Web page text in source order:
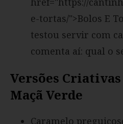
e-tortas/">Bolos E
testou servir com
comenta aí: qual o
Versões Criativas
Maçã Verde
Caramelo